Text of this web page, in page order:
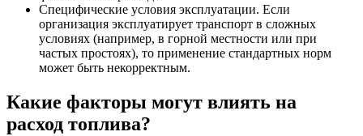
Специфические условия эксплуатации. Если
организация эксплуатирует транспорт в сложных
условиях (например, в горной местности или при
частых простоях), то применение стандартных норм
может быть некорректным.
Какие факторы могут влиять на
расход топлива?